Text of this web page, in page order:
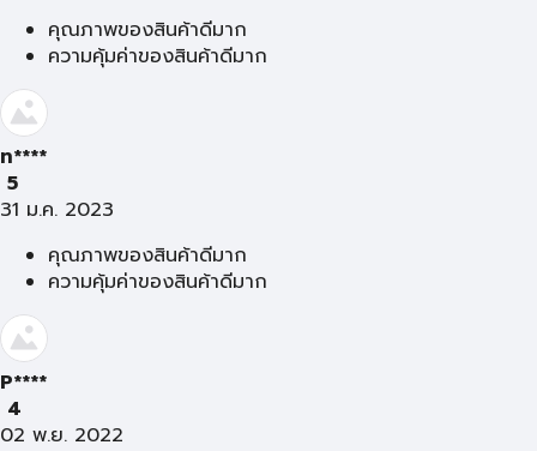
คุณภาพของสินค้าดีมาก
ความคุ้มค่าของสินค้าดีมาก
ท****
5
31 ม.ค. 2023
คุณภาพของสินค้าดีมาก
ความคุ้มค่าของสินค้าดีมาก
P****
4
02 พ.ย. 2022